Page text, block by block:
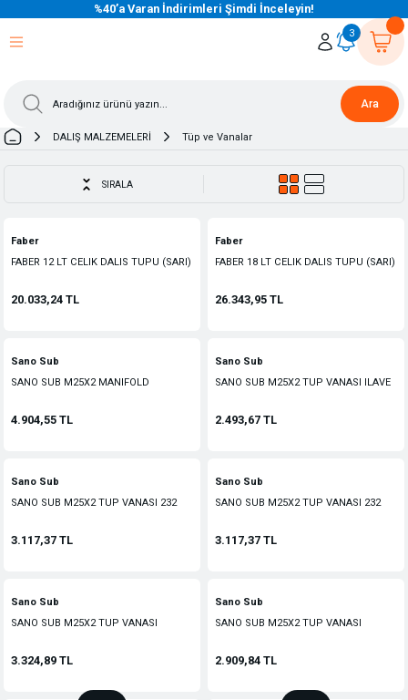
%40’a Varan İndirimleri Şimdi İnceleyin!
Ara
3
DALIŞ MALZEMELERİ Tüp ve Vanalar
SIRALA
Faber
FABER 12 LT CELIK DALIS TUPU (SARI)
20.033,24 TL
Faber
FABER 18 LT CELIK DALIS TUPU (SARI)
26.343,95 TL
Sano Sub
SANO SUB M25X2 MANIFOLD
4.904,55 TL
Sano Sub
SANO SUB M25X2 TUP VANASI ILAVE
2.493,67 TL
Sano Sub
SANO SUB M25X2 TUP VANASI 232
3.117,37 TL
Sano Sub
SANO SUB M25X2 TUP VANASI 232
3.117,37 TL
Sano Sub
SANO SUB M25X2 TUP VANASI
3.324,89 TL
Sano Sub
SANO SUB M25X2 TUP VANASI
2.909,84 TL